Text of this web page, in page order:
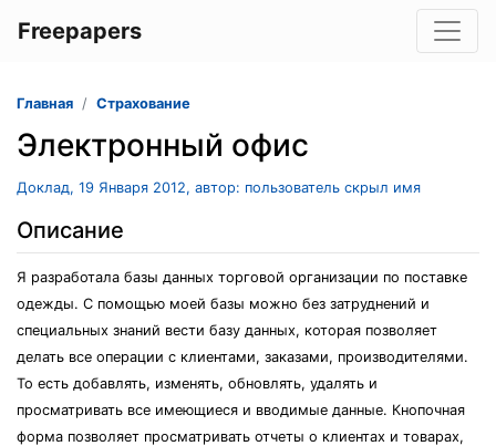
Freepapers
Главная Страхование
Электронный офис
Доклад, 19 Января 2012, автор: пользователь скрыл имя
Описание
Я разработала базы данных торговой организации по поставке
одежды. С помощью моей базы можно без затруднений и
специальных знаний вести базу данных, которая позволяет
делать все операции с клиентами, заказами, производителями.
То есть добавлять, изменять, обновлять, удалять и
просматривать все имеющиеся и вводимые данные. Кнопочная
форма позволяет просматривать отчеты о клиентах и товарах,